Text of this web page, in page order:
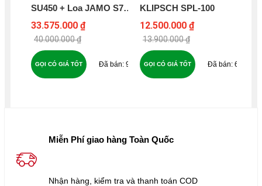
SU450 + Loa JAMO S7-
27F + SUBWOOFER
JAMO C910 - B289
33.575.000 ₫
40.000.000 ₫
91
GỌI CÓ GIÁ TỐT
KLIPSCH SPL-100
12.500.000 ₫
13.900.000 ₫
61
GỌI CÓ GIÁ TỐT
Miễn Phí giao hàng Toàn Quốc
Nhận hàng, kiểm tra và thanh toán COD